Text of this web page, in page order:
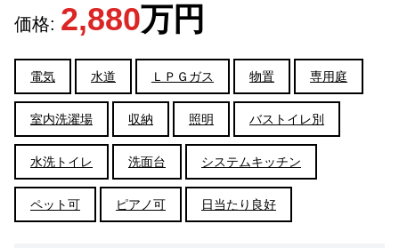
価格: 2,880万円
電気 水道 ＬＰＧガス 物置 専用庭
室内洗濯場 収納 照明 バストイレ別
水洗トイレ 洗面台 システムキッチン
ペット可 ピアノ可 日当たり良好